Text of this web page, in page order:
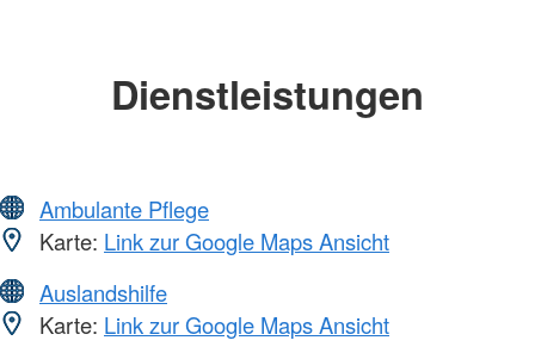
Dienstleistungen
Ambulante Pflege
Karte: Link zur Google Maps Ansicht
Auslandshilfe
Karte: Link zur Google Maps Ansicht